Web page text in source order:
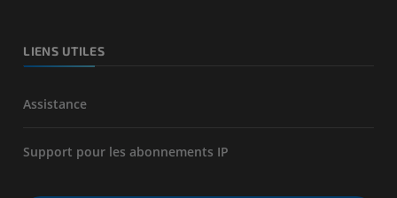
LIENS UTILES
Assistance
Support pour les abonnements IP